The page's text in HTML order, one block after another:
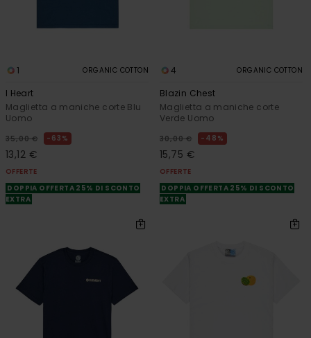
1 ORGANIC COTTON
I Heart
Maglietta a maniche corte Blu
Uomo
35,00 € 63%
13,12 €
OFFERTE
DOPPIA OFFERTA 25% DI SCONTO
EXTRA
4 ORGANIC COTTON
Blazin Chest
Maglietta a maniche corte
Verde Uomo
30,00 € 48%
15,75 €
OFFERTE
DOPPIA OFFERTA 25% DI SCONTO
EXTRA